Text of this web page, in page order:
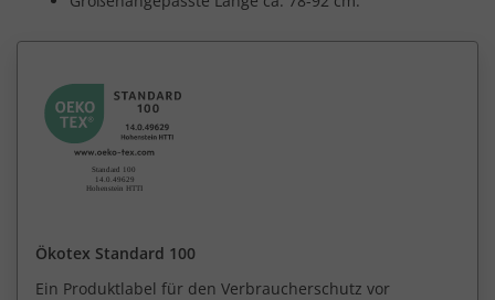
Ökotex Standard 100
Ein Produktlabel für den Verbraucherschutz vor